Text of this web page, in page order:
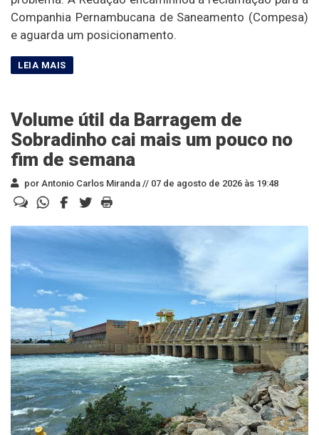
Companhia Pernambucana de Saneamento (Compesa)
e aguarda um posicionamento.
Volume útil da Barragem de
Sobradinho cai mais um pouco no
fim de semana
por Antonio Carlos Miranda // 07 de agosto de 2026 às 19:48